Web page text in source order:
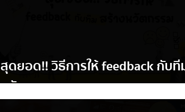
สุดยอด!! วิธีการให้ feedback กับที
นวัตกรรม